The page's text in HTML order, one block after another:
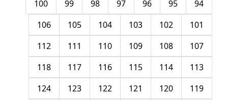
94
95
96
97
98
99
100
101
102
103
104
105
106
107
108
109
110
111
112
113
114
115
116
117
118
119
120
121
122
123
124